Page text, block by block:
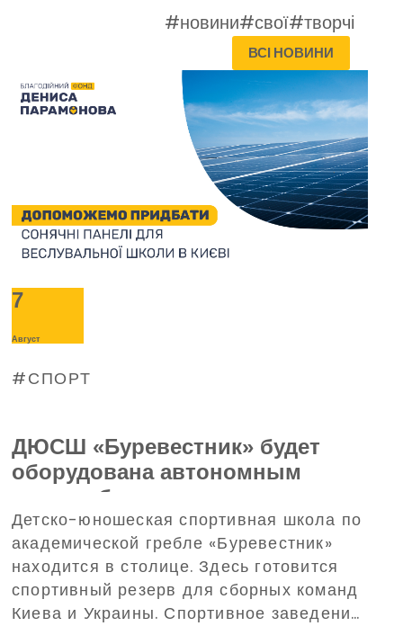
#новини#свої#творчі
ВСІ НОВИНИ
7
Август
СПОРТ
ДЮСШ «Буревестник» будет
оборудована автономным
энергообеспечением – поможет
в этом Благотворительный
фонд Дениса Парамонова
Детско-юношеская спортивная школа по
академической гребле «Буревестник»
находится в столице. Здесь готовится
спортивный резерв для сборных команд
Киева и Украины. Спортивное заведение